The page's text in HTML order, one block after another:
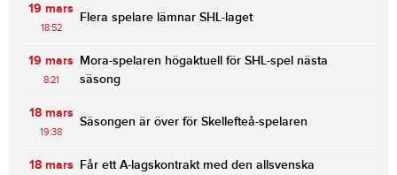
19 mars
18:52
Flera spelare lämnar SHL-laget
19 mars
8:21
Mora-spelaren högaktuell för SHL-spel nästa
säsong
18 mars
19:38
Säsongen är över för Skellefteå-spelaren
18 mars Får ett A-lagskontrakt med den allsvenska